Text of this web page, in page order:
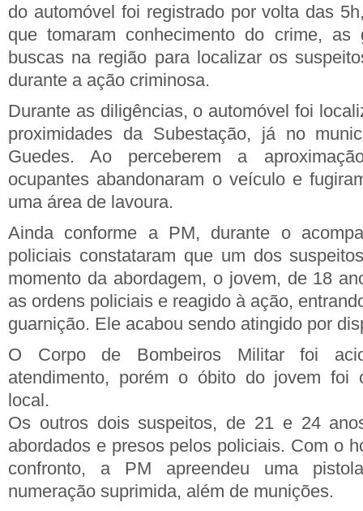
do automóvel foi registrado por volta das
que tomaram conhecimento do crime, as
buscas na região para localizar os
durante a ação criminosa.
Durante as diligências, o automóvel foi
proximidades da Subestação, já no
Guedes. Ao perceberem a
ocupantes abandonaram o veículo e
uma área de lavoura.
Ainda conforme a PM, durante o
policiais constataram que um dos
momento da abordagem, o jovem, de 18
as ordens policiais e reagido à ação,
guarnição. Ele acabou sendo atingido por
O Corpo de Bombeiros Militar foi
atendimento, porém o óbito do jovem foi
local.
Os outros dois suspeitos, de 21 e 24
abordados e presos pelos policiais. Com o
confronto, a PM apreendeu uma
numeração suprimida, além de munições.